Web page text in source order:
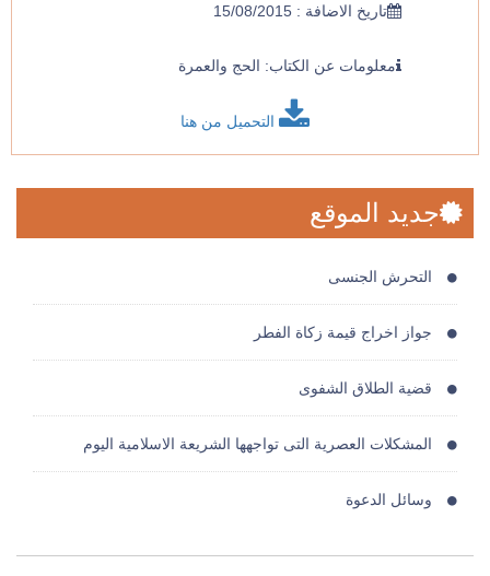
تاريخ الاضافة : 15/08/2015
معلومات عن الكتاب: الحج والعمرة
التحميل من هنا
جديد الموقع
التحرش الجنسى
جواز اخراج قيمة زكاة الفطر
قضية الطلاق الشفوى
المشكلات العصرية التى تواجهها الشريعة الاسلامية اليوم
وسائل الدعوة
مفسدات القلوب الخمسة